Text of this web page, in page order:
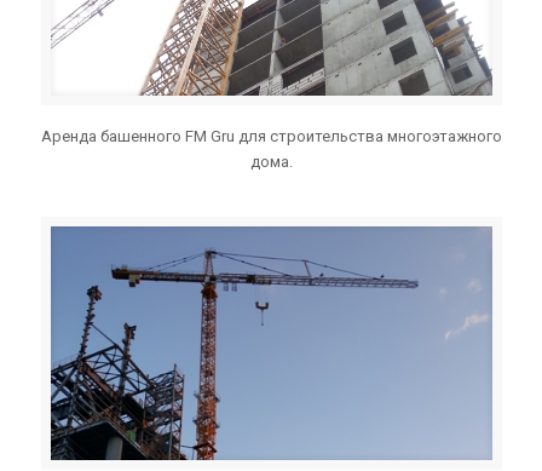
Аренда башенного FM Gru для строительства многоэтажного
дома.